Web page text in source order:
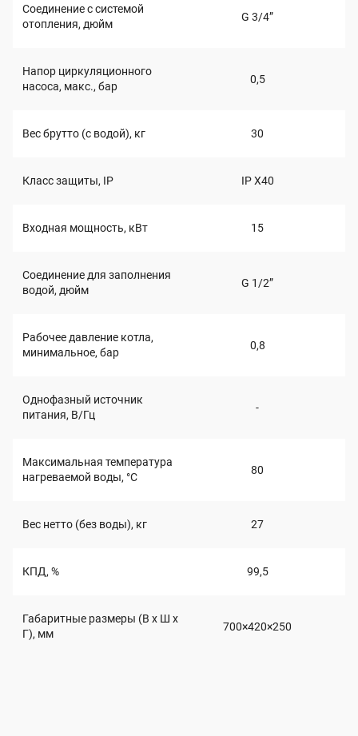
Соединение с системой
отопления, дюйм
G 3/4”
Напор циркуляционного
насоса, макс., бар
0,5
Вес брутто (с водой), кг 30
Класс защиты, IP IP Х40
Входная мощность, кВт 15
Соединение для заполнения
водой, дюйм
G 1/2”
Рабочее давление котла,
минимальное, бар
0,8
Однофазный источник
питания, В/Гц
-
Максимальная температура
нагреваемой воды, °C
80
Вес нетто (без воды), кг 27
КПД, % 99,5
Габаритные размеры (В x Ш x
Г), мм
700×420×250